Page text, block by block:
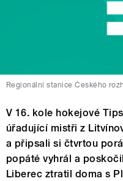
Regionální stanice Českého
V 16. kole hokejové
úřadující mistři z
a připsali si čtvrtou
popáté vyhrál a
Liberec ztratil doma s